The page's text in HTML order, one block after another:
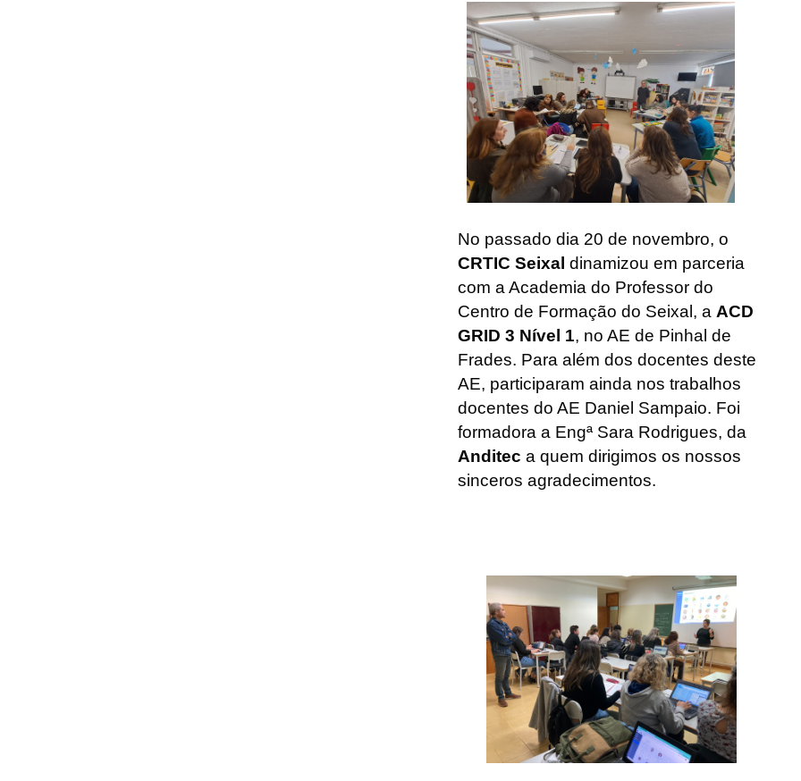
No passado dia 20 de novembro, o
CRTIC Seixal dinamizou em parceria
com a Academia do Professor do
Centro de Formação do Seixal, a ACD
GRID 3 Nível 1, no AE de Pinhal de
Frades. Para além dos docentes deste
AE, participaram ainda nos trabalhos
docentes do AE Daniel Sampaio. Foi
formadora a Engª Sara Rodrigues, da
Anditec a quem dirigimos os nossos
sinceros agradecimentos.